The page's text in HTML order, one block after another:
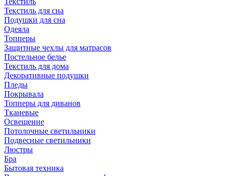
Текстиль для сна
Подушки для сна
Одеяла
Топперы
Защитные чехлы для матрасов
Постельное белье
Текстиль для дома
Декоративные подушки
Пледы
Покрывала
Топперы для диванов
Тканевые
Освещение
Потолочные светильники
Подвесные светильники
Люстры
Бра
Бытовая техника